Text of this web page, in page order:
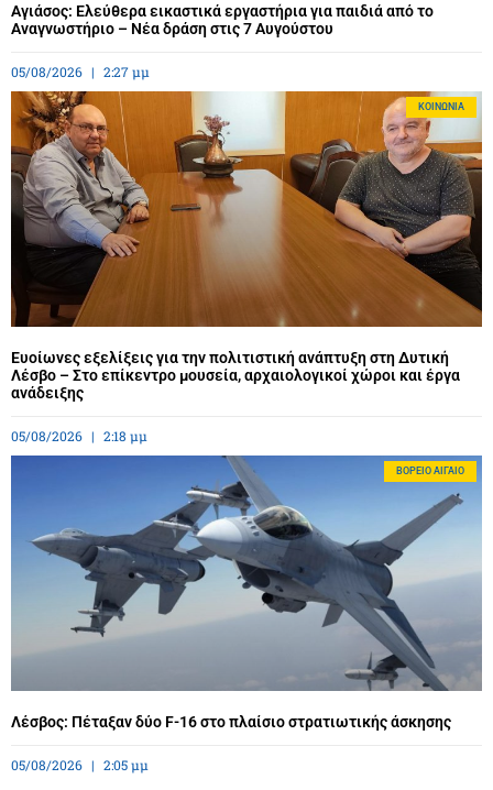
Αγιάσος: Ελεύθερα εικαστικά εργαστήρια για παιδιά από το
Αναγνωστήριο – Νέα δράση στις 7 Αυγούστου
05/08/2026 2:27 μμ
ΚΟΙΝΩΝΊΑ
Ευοίωνες εξελίξεις για την πολιτιστική ανάπτυξη στη Δυτική
Λέσβο – Στο επίκεντρο μουσεία, αρχαιολογικοί χώροι και έργα
ανάδειξης
05/08/2026 2:18 μμ
BΌΡΕΙΟ ΑΙΓΑΊΟ
Λέσβος: Πέταξαν δύο F-16 στο πλαίσιο στρατιωτικής άσκησης
05/08/2026 2:05 μμ